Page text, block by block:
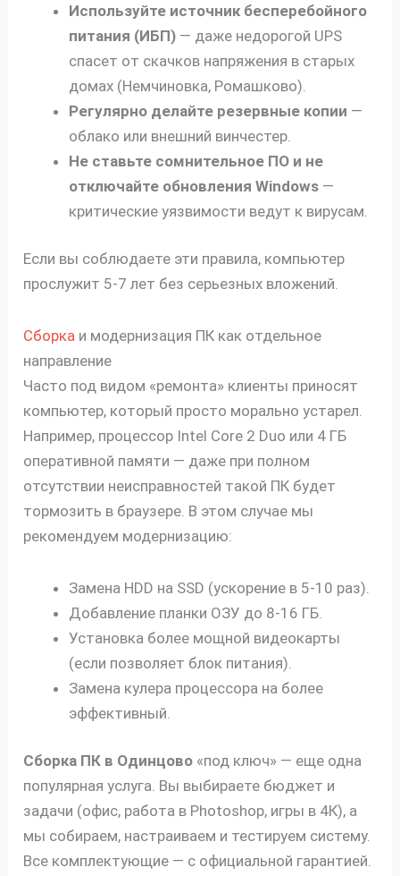
Используйте источник бесперебойного
питания (ИБП) — даже недорогой UPS
спасет от скачков напряжения в старых
домах (Немчиновка, Ромашково).
Регулярно делайте резервные копии —
облако или внешний винчестер.
Не ставьте сомнительное ПО и не
отключайте обновления Windows —
критические уязвимости ведут к вирусам.
Если вы соблюдаете эти правила, компьютер
прослужит 5-7 лет без серьезных вложений.
Сборка и модернизация ПК как отдельное
направление
Часто под видом «ремонта» клиенты приносят
компьютер, который просто морально устарел.
Например, процессор Intel Core 2 Duo или 4 ГБ
оперативной памяти — даже при полном
отсутствии неисправностей такой ПК будет
тормозить в браузере. В этом случае мы
рекомендуем модернизацию:
Замена HDD на SSD (ускорение в 5-10 раз).
Добавление планки ОЗУ до 8-16 ГБ.
Установка более мощной видеокарты
(если позволяет блок питания).
Замена кулера процессора на более
эффективный.
Сборка ПК в Одинцово «под ключ» — еще одна
популярная услуга. Вы выбираете бюджет и
задачи (офис, работа в Photoshop, игры в 4К), а
мы собираем, настраиваем и тестируем систему.
Все комплектующие — с официальной гарантией.